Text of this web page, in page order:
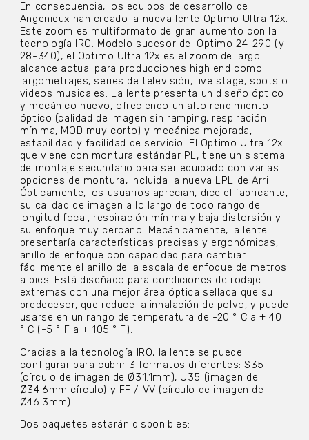
En consecuencia, los equipos de desarrollo de
Angenieux han creado la nueva lente Optimo Ultra 12x.
Este zoom es multiformato de gran aumento con la
tecnología IRO. Modelo sucesor del Optimo 24-290 (y
28-340), el Optimo Ultra 12x es el zoom de largo
alcance actual para producciones high end como
largometrajes, series de televisión, live stage, spots o
videos musicales. La lente presenta un diseño óptico
y mecánico nuevo, ofreciendo un alto rendimiento
óptico (calidad de imagen sin ramping, respiración
mínima, MOD muy corto) y mecánica mejorada,
estabilidad y facilidad de servicio. El Optimo Ultra 12x
que viene con montura estándar PL, tiene un sistema
de montaje secundario para ser equipado con varias
opciones de montura, incluida la nueva LPL de Arri.
Ópticamente, los usuarios aprecian, dice el fabricante,
su calidad de imagen a lo largo de todo rango de
longitud focal, respiración mínima y baja distorsión y
su enfoque muy cercano. Mecánicamente, la lente
presentaría características precisas y ergonómicas,
anillo de enfoque con capacidad para cambiar
fácilmente el anillo de la escala de enfoque de metros
a pies. Está diseñado para condiciones de rodaje
extremas con una mejor área óptica sellada que su
predecesor, que reduce la inhalación de polvo, y puede
usarse en un rango de temperatura de -20 ° C a + 40
° C (-5 ° F a + 105 ° F).
Gracias a la tecnología IRO, la lente se puede
configurar para cubrir 3 formatos diferentes: S35
(círculo de imagen de Ø31.1mm), U35 (imagen de
Ø34.6mm círculo) y FF / VV (círculo de imagen de
Ø46.3mm).
Dos paquetes estarán disponibles: